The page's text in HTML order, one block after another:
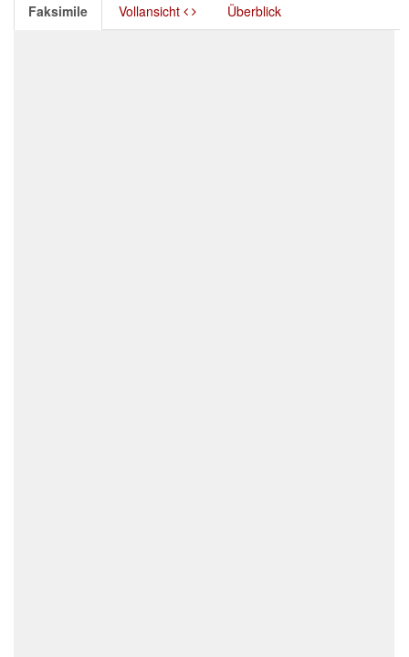
Faksimile Vollansicht Überblick